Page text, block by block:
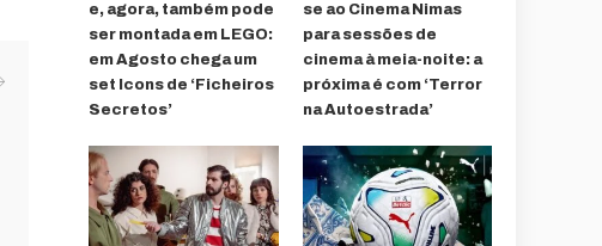
e, agora, também pode
ser montada em LEGO:
em Agosto chega um
set Icons de ‘Ficheiros
Secretos’
se ao Cinema Nimas
para sessões de
cinema à meia-noite: a
próxima é com ‘Terror
na Autoestrada’